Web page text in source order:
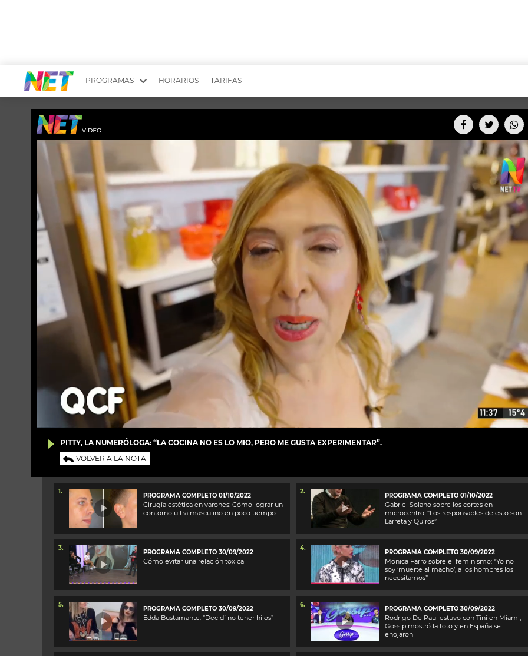
PROGRAMAS
YUYITO A LA TARDE
LONGOBARDI
QUÉ TE PASA
EL OLIVO BLANCO
TU LUGAR IDEAL
CHICHE EN VIVO
DR. BEAUTY
EL SEÑOR DE LOS CIELOS
ARGENTINOS X ARGENTINA
ESTÉTICA 360 TV
CARAS Y NEGOCIOS
SCOUTING PARA UN CAMBIO
INTELEXIS TV
HAIR RECOVERY
GOSSIP
ENTROMETIDOS EN LA TELE
ENTRE NOS
MODO FONTEVECCHIA
PERIODISMO PURO
REPERFILAR
CINE NET
TODOS PODEMOS
PARES DE COMEDIA
FIESTAS ARGENTINAS
BELLEZA FASHION
FULL FACE TV
DESAFÍO 10 AÑOS
AGENDA
HORARIOS TARIFAS
PITTY, LA NUMERÓLOGA: “LA COCINA NO ES LO MIO, PERO ME GUSTA EXPERIMENTAR”.
VOLVER A LA NOTA
1.
PROGRAMA COMPLETO 01/10/2022
Cirugía estética en varones: Cómo lograr un
contorno ultra masculino en poco tiempo
2.
PROGRAMA COMPLETO 01/10/2022
Gabriel Solano sobre los cortes en
microcentro: “Los responsables de esto son
Larreta y Quirós”
3.
PROGRAMA COMPLETO 30/09/2022
Cómo evitar una relación tóxica
4.
PROGRAMA COMPLETO 30/09/2022
Mónica Farro sobre el feminismo: “Yo no
soy ‘muerte al macho’, a los hombres los
necesitamos”
5.
PROGRAMA COMPLETO 30/09/2022
Edda Bustamante: “Decidí no tener hijos”
6.
PROGRAMA COMPLETO 30/09/2022
Rodrigo De Paul estuvo con Tini en Miami,
Gossip mostró la foto y en España se
enojaron